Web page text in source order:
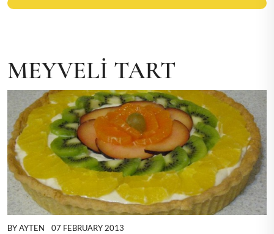
MEYVELİ TART
BYAYTEN 07 FEBRUARY 2013